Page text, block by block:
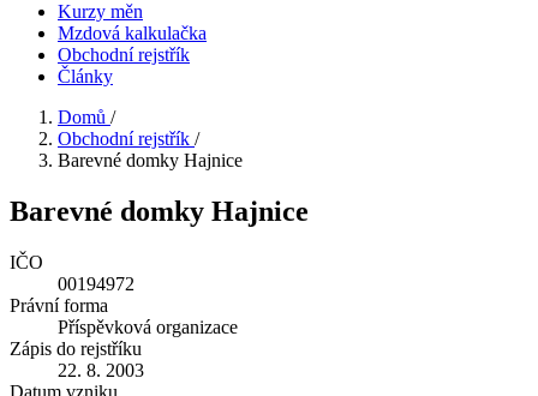
Kurzy měn
Mzdová kalkulačka
Obchodní rejstřík
Články
Domů /
Obchodní rejstřík /
Barevné domky Hajnice
Barevné domky Hajnice
IČO
00194972
Právní forma
Příspěvková organizace
Zápis do rejstříku
22. 8. 2003
Datum vzniku